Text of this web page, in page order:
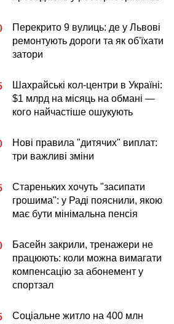
Перекрито 9 вулиць: де у Львові
ремонтують дороги та як об'їхати
затори
Шахрайські кол-центри в Україні:
$1 млрд на місяць на обмані —
кого найчастіше ошукують
Нові правила "дитячих" виплат:
три важливі зміни
Стареньких хочуть "засипати
грошима": у Раді пояснили, якою
має бути мінімальна пенсія
Басейн закрили, тренажери не
працюють: коли можна вимагати
компенсацію за абонемент у
спортзал
Соціальне житло на 400 млн